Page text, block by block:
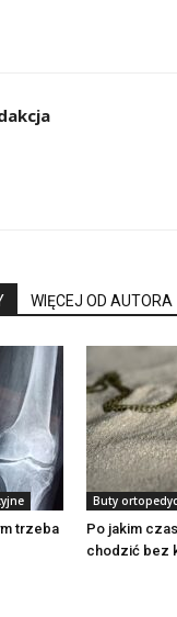
WIĘCEJ OD AUTORA
trzeba
Buty
Po jakim
chodzić bez